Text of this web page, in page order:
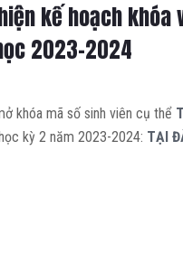
kế hoạch khóa
2023-2024
khóa mã số sinh viên cụ thể
kỳ 2 năm 2023-2024: TẠI